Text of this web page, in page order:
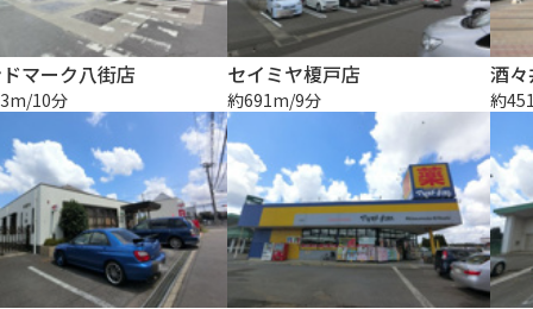
マーク八街店
10分
セイミヤ榎戸店
約691m/9分 約